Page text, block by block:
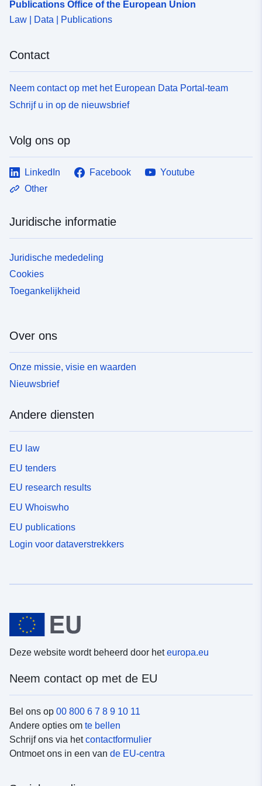
Publications Office of the European Union
Law | Data | Publications
Contact
Neem contact op met het European Data Portal-team
Schrijf u in op de nieuwsbrief
Volg ons op
LinkedIn Facebook
Youtube
Other
Juridische informatie
Juridische mededeling
Cookies
Toegankelijkheid
Over ons
Onze missie, visie en waarden
Nieuwsbrief
Andere diensten
EU law
EU tenders
EU research results
EU Whoiswho
EU publications
Login voor dataverstrekkers
Deze website wordt beheerd door heteuropa.eu
Neem contact op met de EU
Bel ons op 00 800 6 7 8 9 10 11
Andere opties om te bellen
Schrijf ons via hetcontactformulier
Ontmoet ons in een van de EU-centra